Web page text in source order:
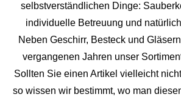
selbstverständlichen Dinge:
individuelle Betreuung und
Neben Geschirr, Besteck und
vergangenen Jahren unser
Sollten Sie einen Artikel vielleicht
so wissen wir bestimmt, wo man